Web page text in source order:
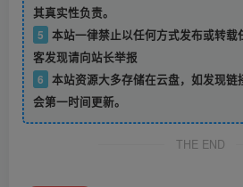
其真实性负责。
5 本站一律禁止以任何方式发布或转载
客发现请向站长举报
6 本站资源大多存储在云盘，如发现链
会第一时间更新。
THE END